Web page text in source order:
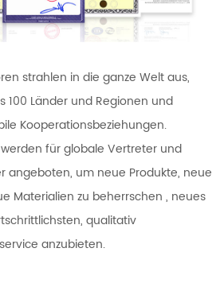
strahlen in die ganze Welt aus,
100 Länder und Regionen und
Kooperationsbeziehungen.
für globale Vertreter und
angeboten, um neue Produkte, neue
Materialien zu beherrschen , neues
qualitativ
anzubieten.